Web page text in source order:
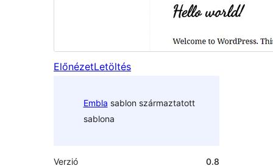
ElőnézetLetöltés
Embla sablon származtatott
sablona
Verzió
0.8